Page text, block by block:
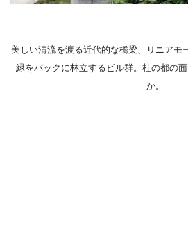
美しい清流を渡る近代的な橋梁、リニアモ
緑をバックに林立するビル群。杜の都の
か。